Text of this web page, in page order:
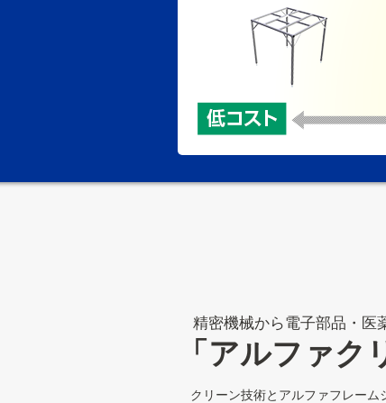
精密機械から電子部品・医
「アルファク
クリーン技術とアルファフレー